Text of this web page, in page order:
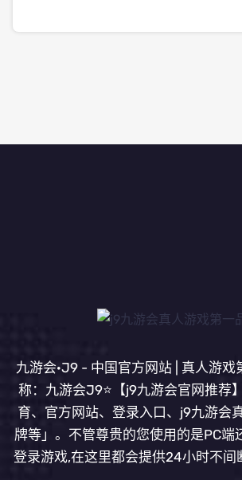
九游会·J9 - 中国官方网站 | 真人游戏
称：九游会J9⭐️【j9九游会官网推荐
育、官方网站、登录入口、j9九游会
牌等」。不管尊贵的您使用的是PC端
登录游戏,在这里都会提供24小时不间